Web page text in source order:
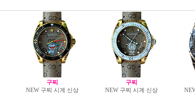
구찌
NEW 구찌 시계 신상
구찌
NEW 구찌 시계 신상